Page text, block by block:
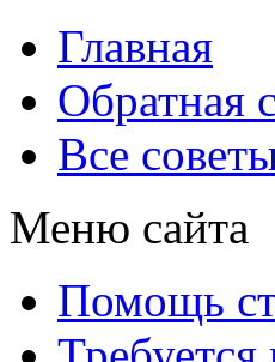
Главная
Обратная
Все
Меню сайта
Помощь